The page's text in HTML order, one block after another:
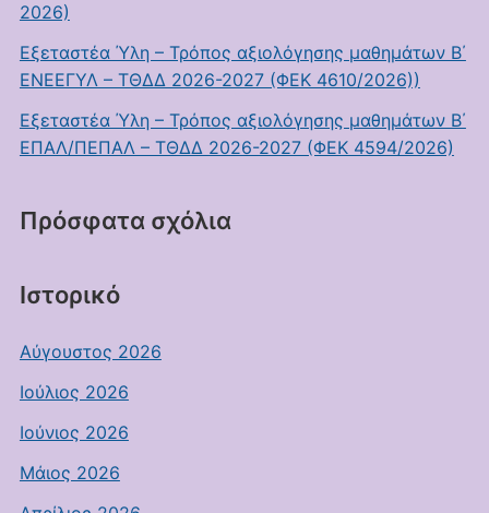
2026)
Εξεταστέα Ύλη – Τρόπος αξιολόγησης μαθημάτων Β΄
ΕΝΕΕΓΥΛ – ΤΘΔΔ 2026-2027 (ΦΕΚ 4610/2026))
Εξεταστέα Ύλη – Τρόπος αξιολόγησης μαθημάτων Β΄
ΕΠΑΛ/ΠΕΠΑΛ – ΤΘΔΔ 2026-2027 (ΦΕΚ 4594/2026)
Πρόσφατα σχόλια
Ιστορικό
Αύγουστος 2026
Ιούλιος 2026
Ιούνιος 2026
Μάιος 2026